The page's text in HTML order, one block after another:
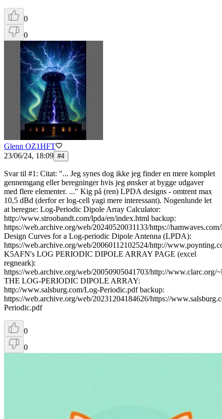
0
0
Glenn OZ1HFT
23/06/24, 18:09 #4
Svar til #1: Citat: "... Jeg synes dog ikke jeg finder en mere komplet
gennemgang eller beregninger hvis jeg ønsker at bygge udgaver
med flere elementer. ..." Kig på (ren) LPDA designs - omtrent max
10,5 dBd (derfor er log-cell yagi mere interessant). Nogenlunde let
at beregne: Log-Periodic Dipole Array Calculator:
http://www.stroobandt.com/lpda/en/index.html backup:
https://web.archive.org/web/20240520031133/https://
Design Curves for a Log-periodic Dipole Antenna (LPDA):
https://web.archive.org/web/20060112102524/http://
K5AFN's LOG PERIODIC DIPOLE ARRAY PAGE (excel
regneark):
https://web.archive.org/web/20050905041703/http://www.clarc.org/
THE LOG-PERIODIC DIPOLE ARRAY:
http://www.salsburg.com/Log-Periodic.pdf backup:
https://web.archive.org/web/20231204184626/https://
Periodic.pdf
0
0